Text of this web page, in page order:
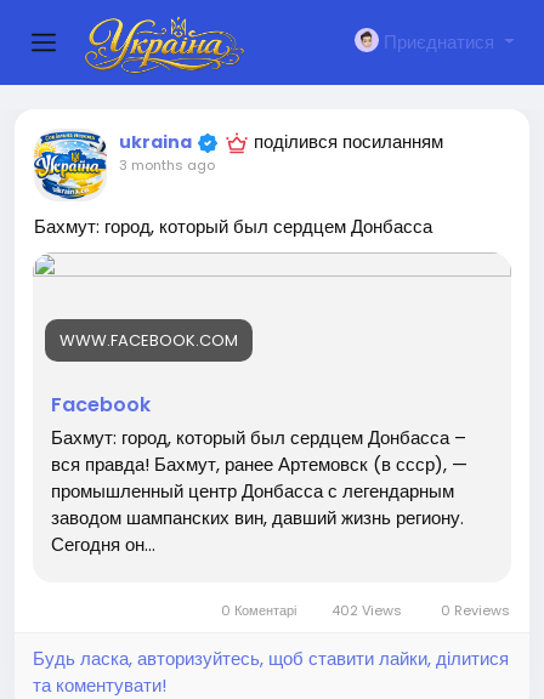
Приєднатися
ukraina поділився посиланням
3 months ago
Бахмут: город, который был сердцем Донбасса
WWW.FACEBOOK.COM
Facebook
Бахмут: город, который был сердцем Донбасса –
вся правда! Бахмут, ранее Артемовск (в ссср), —
промышленный центр Донбасса с легендарным
заводом шампанских вин, давший жизнь региону.
Сегодня он...
0 Коментарі 402 Views 0 Reviews
Будь ласка, авторизуйтесь, щоб ставити лайки, ділитися
та коментувати!